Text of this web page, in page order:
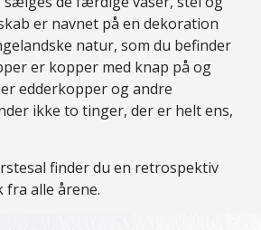
er navnet på en dekoration
natur, som du befinder
er kopper med knap på og
edderkopper og andre
ikke to tinger, der er helt ens,
finder du en retrospektiv
fra alle årene.